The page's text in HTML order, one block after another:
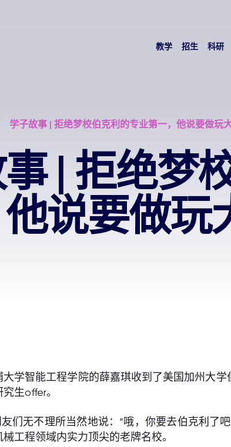
教学 招生 科研
学子故事 | 拒绝梦校伯克利的专业第一，他说要做玩
| 拒绝梦
说要做玩
学智能工程学院的薛嘉琪收到了美国加州大
生offer。
们无不理所当然地说：“哦，你要去伯克利了
工程领域内实力顶尖的老牌名校。